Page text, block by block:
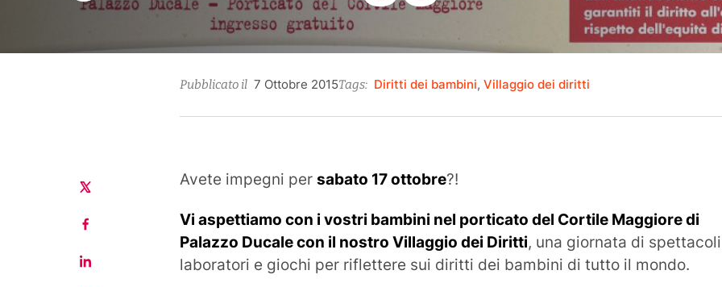
Pubblicato il 7 Ottobre 201528
2021
Tags: Diritti dei bambini, Villaggio dei diritti
Avete impegni persabato 17 ottobre?!
Vi aspettiamo con i vostri bambini nel porticato del Cortile Maggiore di
Palazzo Ducale con il nostro Villaggio dei Diritti, una giornata di
laboratori e giochi per riflettere sui diritti dei bambini di tutto il mondo.